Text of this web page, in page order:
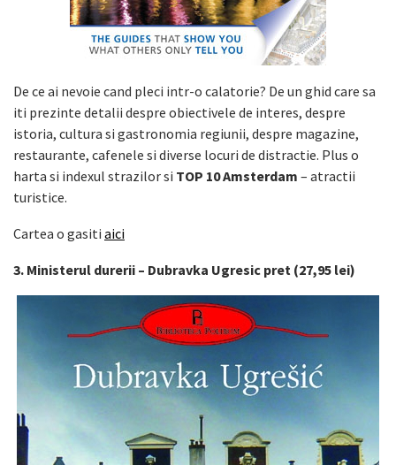
De ce ai nevoie cand pleci intr-o calatorie? De un ghid care sa
iti prezinte detalii despre obiectivele de interes, despre
istoria, cultura si gastronomia regiunii, despre magazine,
restaurante, cafenele si diverse locuri de distractie. Plus o
harta si indexul strazilor si TOP 10 Amsterdam – atractii
turistice.
Cartea o gasiti aici
3. Ministerul durerii – Dubravka Ugresic pret (27,95 lei)